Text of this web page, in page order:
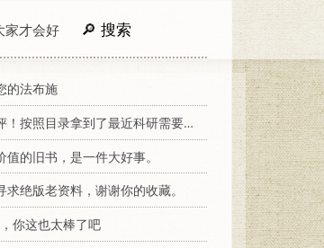
家才会好 搜索
的法布施
！按照目录拿到了最近科研需要的材料！
值的旧书，是一件大好事。
求绝版老资料，谢谢你的收藏。
你这也太棒了吧